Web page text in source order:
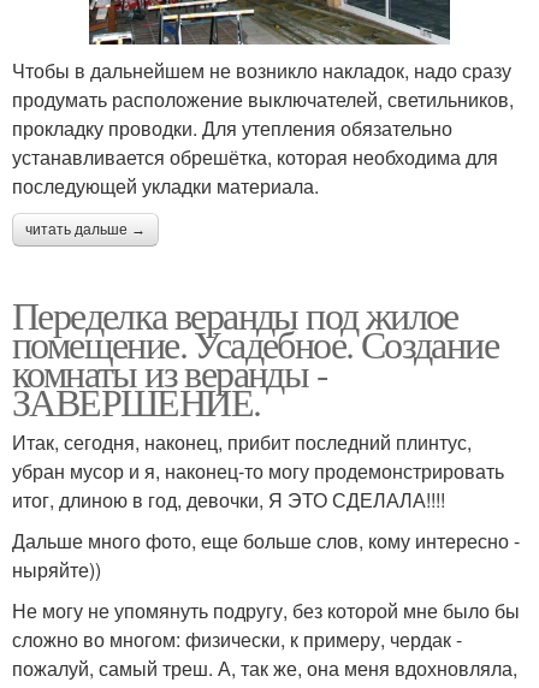
Чтобы в дальнейшем не возникло накладок, надо сразу
продумать расположение выключателей, светильников,
прокладку проводки. Для утепления обязательно
устанавливается обрешётка, которая необходима для
последующей укладки материала.
читать дальше →
Переделка веранды под жилое
помещение. Усадебное. Создание
комнаты из веранды -
ЗАВЕРШЕНИЕ.
Итак, сегодня, наконец, прибит последний плинтус,
убран мусор и я, наконец-то могу продемонстрировать
итог, длиною в год, девочки, Я ЭТО СДЕЛАЛА!!!!
Дальше много фото, еще больше слов, кому интересно -
ныряйте))
Не могу не упомянуть подругу, без которой мне было бы
сложно во многом: физически, к примеру, чердак -
пожалуй, самый треш. А, так же, она меня вдохновляла,